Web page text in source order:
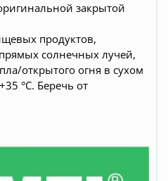
закрытой
продуктов,
солнечных лучей,
открытого огня в сухом
°С. Беречь от